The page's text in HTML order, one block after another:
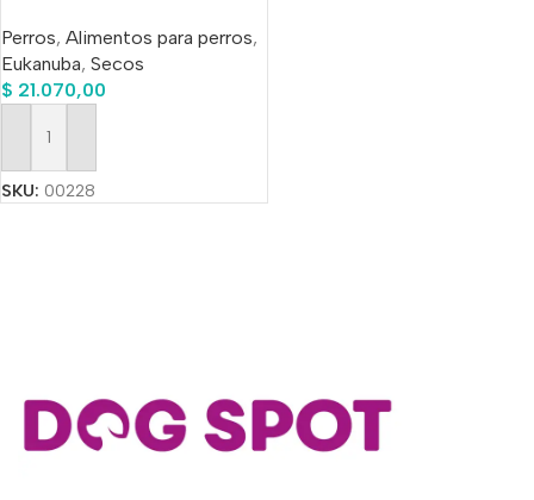
Perros, Alimentos para perros,
Eukanuba, Secos
$ 21.070,00
Añadir Al Carrito
SKU: 00228